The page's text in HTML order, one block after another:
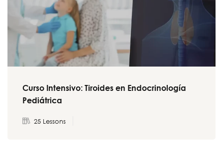
Curso Intensivo: Tiroides en Endocrinología
Pediátrica
25 Lessons